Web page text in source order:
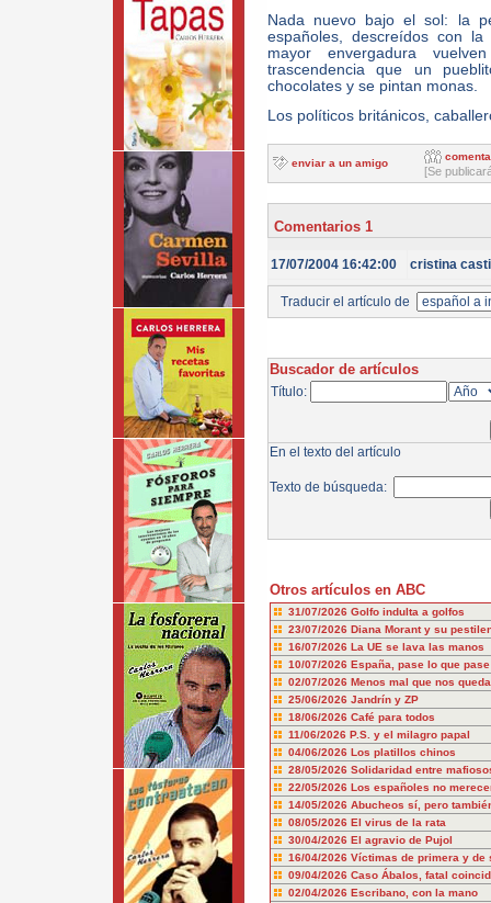
Nada nuevo bajo el sol: la
españoles, descreídos con
mayor envergadura
trascendencia que un
chocolates y se pintan monas.
Los políticos británicos,
enviar a un amigo
[Se
Comentarios 1
17/07/2004 16:42:00 cristina
Traducir el artículo de
Buscador de artículos
Título:
En el texto del artículo
Texto de búsqueda:
Otros artículos en ABC
31/07/2026 Golfo indulta a golfos
23/07/2026 Diana Morant y su
16/07/2026 La UE se lava las manos
10/07/2026 España, pase lo que pase
02/07/2026 Menos mal que nos
25/06/2026 Jandrín y ZP
18/06/2026 Café para todos
11/06/2026 P.S. y el milagro papal
04/06/2026 Los platillos chinos
28/05/2026 Solidaridad entre
22/05/2026 Los españoles no
14/05/2026 Abucheos sí, pero
08/05/2026 El virus de la rata
30/04/2026 El agravio de Pujol
16/04/2026 Víctimas de primera y de
09/04/2026 Caso Ábalos, fatal
02/04/2026 Escribano, con la mano